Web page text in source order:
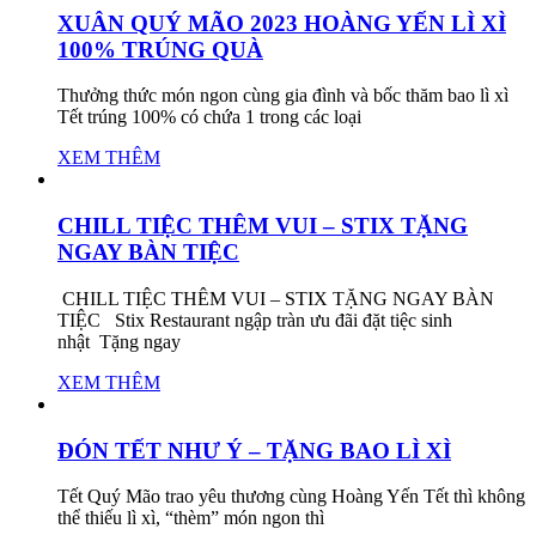
XUÂN QUÝ MÃO 2023 HOÀNG YẾN LÌ XÌ
100% TRÚNG QUÀ
Thưởng thức món ngon cùng gia đình và bốc thăm bao lì xì
Tết trúng 100% có chứa 1 trong các loại
XEM THÊM
CHILL TIỆC THÊM VUI – STIX TẶNG
NGAY BÀN TIỆC
CHILL TIỆC THÊM VUI – STIX TẶNG NGAY BÀN
TIỆC Stix Restaurant ngập tràn ưu đãi đặt tiệc sinh
nhật Tặng ngay
XEM THÊM
ĐÓN TẾT NHƯ Ý – TẶNG BAO LÌ XÌ
Tết Quý Mão trao yêu thương cùng Hoàng Yến Tết thì không
thể thiếu lì xì, “thèm” món ngon thì